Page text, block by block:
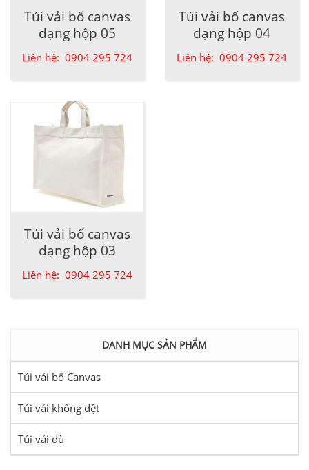
Túi vải bố canvas
dạng hộp 05
Liên hệ: 0904 295 724
Túi vải bố canvas
dạng hộp 04
Liên hệ: 0904 295 724
Túi vải bố canvas
dạng hộp 03
Liên hệ: 0904 295 724
DANH MỤC SẢN PHẨM
Túi vải bố Canvas
Túi vải không dệt
Túi vải dù